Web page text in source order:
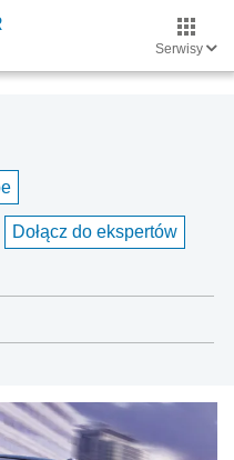
Serwisy
Dołącz do ekspertów